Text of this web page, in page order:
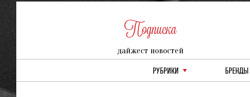
Подписка
дайжест новостей
РУБРИКИ БРЕНДЫ